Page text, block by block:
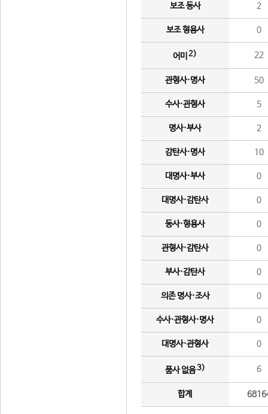
보조 동사 2
보조 형용사 0
어미 2) 22
관형사·명사 50
수사·관형사 5
명사·부사 2
감탄사·명사 10
대명사·부사 0
대명사·감탄사 0
동사·형용사 0
관형사·감탄사 0
부사·감탄사 0
의존 명사·조사 0
수사·관형사·명사 0
대명사·관형사 0
품사 없음3) 6
합계